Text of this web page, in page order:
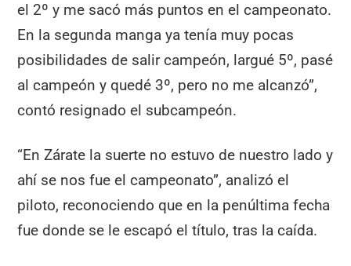
el 2º y me sacó más puntos en el campeonato.
En la segunda manga ya tenía muy pocas
posibilidades de salir campeón, largué 5º, pasé
al campeón y quedé 3º, pero no me alcanzó”,
contó resignado el subcampeón.
“En Zárate la suerte no estuvo de nuestro lado y
ahí se nos fue el campeonato”, analizó el
piloto, reconociendo que en la penúltima fecha
fue donde se le escapó el título, tras la caída.